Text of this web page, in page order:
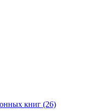
книг (26)